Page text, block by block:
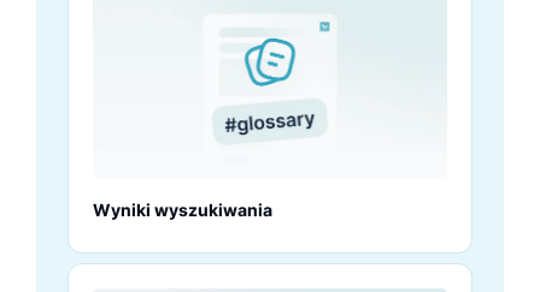
Wyniki wyszukiwania